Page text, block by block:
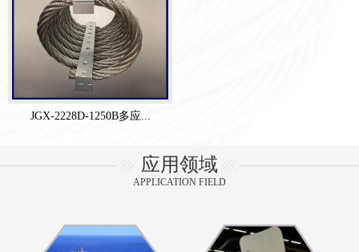
JGX-2228D-1250B多应...
应用领域
APPLICATION FIELD